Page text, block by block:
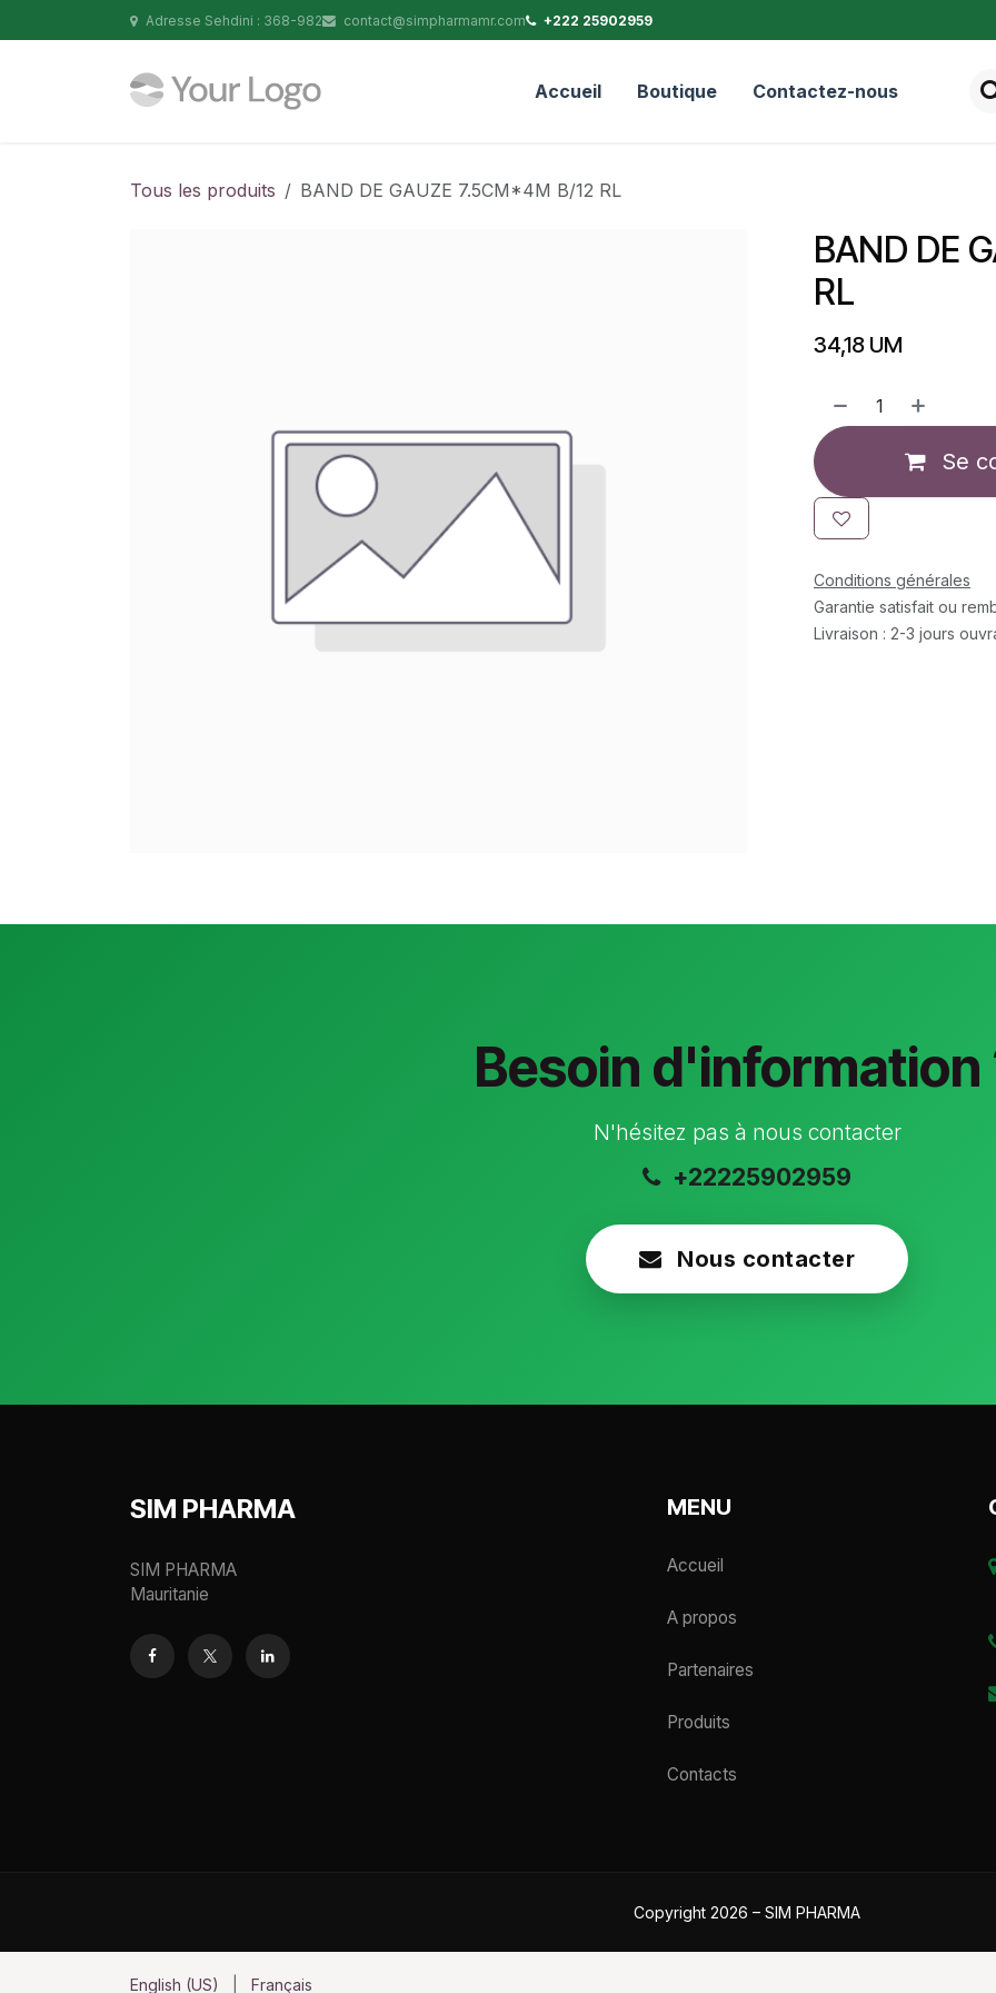
Se rendre au contenuAdresse Sehdini : 368-982 contact@simpharmamr.com +222 25902959
Accueil Boutique Contactez-nous
Tous les produits BAND DE GAUZE 7.5CM*4M B/12 RL
BAND DE
RL
34,18 UM
Se
Conditions générales
Garantie satisfait ou
Livraison : 2-3 jours
Besoin d'information
N'hésitez pas à nous contacter
+22225902959
Nous contacter
SIM PHARMA
SIM PHARMA
Mauritanie
MENU
Accueil
A propos
Partenaires
Produits
Contacts
Copyright 2026 – SIM PHARMA
English (US) Français